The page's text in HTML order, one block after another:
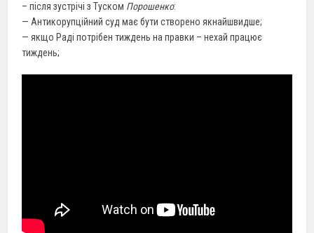
– після зустрічі з Туском Порошенко:
— Антикорупційний суд має бути створено якнайшвидше;
— якщо Раді потрібен тиждень на правки – нехай працює
тиждень;